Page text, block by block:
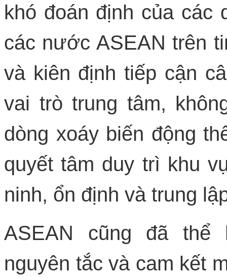
khó đoán định của các
các nước ASEAN trên
và kiên định tiếp cận
vai trò trung tâm,
dòng xoáy biến động
quyết tâm duy trì khu
ninh, ổn định và trung
ASEAN cũng đã thể
nguyên tắc và cam kết